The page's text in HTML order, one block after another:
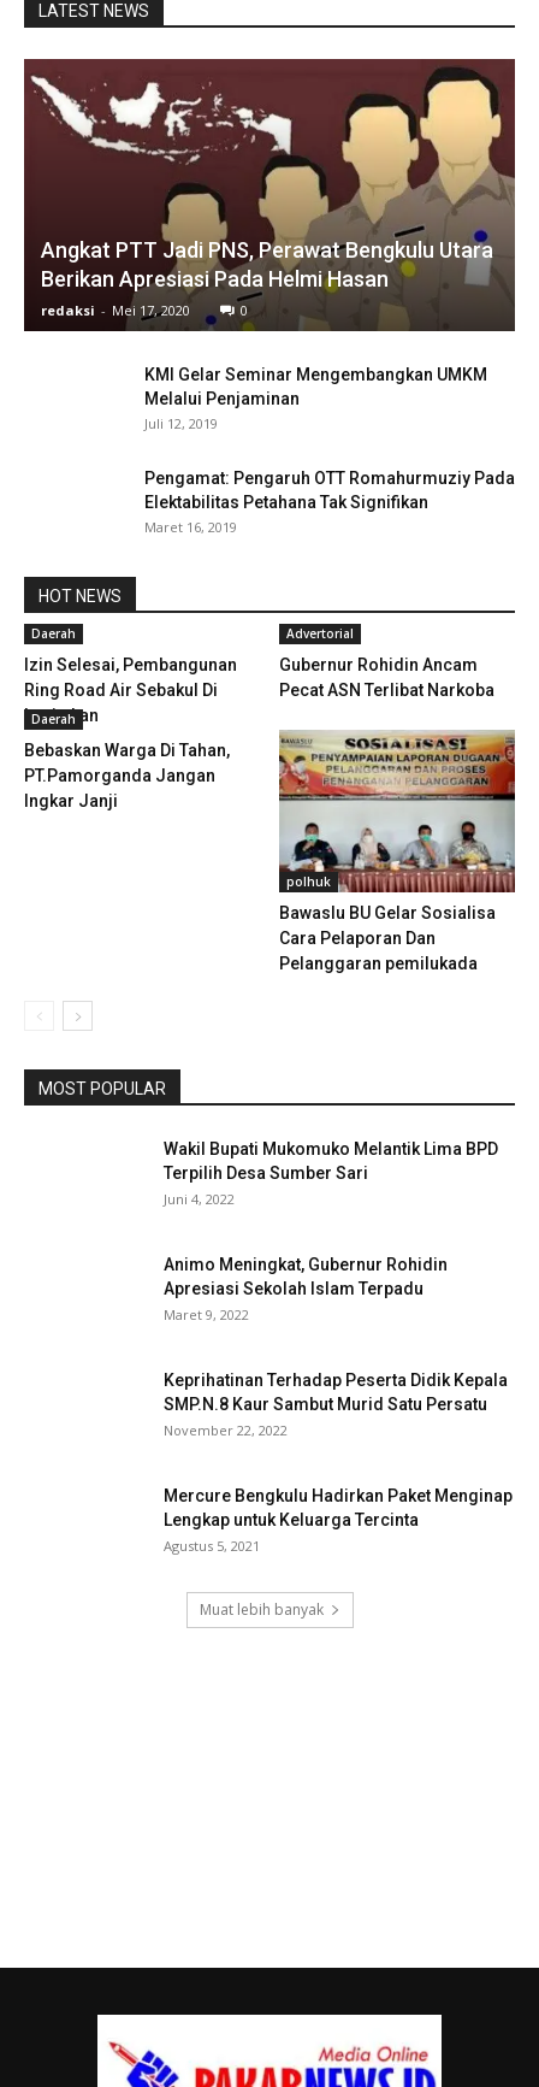
LATEST NEWS
Angkat PTT Jadi PNS, Perawat Bengkulu Utara
Berikan Apresiasi Pada Helmi Hasan
redaksi - Mei 17, 2020 0
KMI Gelar Seminar Mengembangkan UMKM
Melalui Penjaminan
Juli 12, 2019
Pengamat: Pengaruh OTT Romahurmuziy Pada
Elektabilitas Petahana Tak Signifikan
Maret 16, 2019
HOT NEWS
Daerah
Izin Selesai, Pembangunan
Ring Road Air Sebakul Di
Lanjutkan
Advertorial
Gubernur Rohidin Ancam
Pecat ASN Terlibat Narkoba
Daerah
Bebaskan Warga Di Tahan,
PT.Pamorganda Jangan
Ingkar Janji
polhuk
Bawaslu BU Gelar Sosialisa
Cara Pelaporan Dan
Pelanggaran pemilukada
MOST POPULAR
Wakil Bupati Mukomuko Melantik Lima BPD
Terpilih Desa Sumber Sari
Juni 4, 2022
Animo Meningkat, Gubernur Rohidin
Apresiasi Sekolah Islam Terpadu
Maret 9, 2022
Keprihatinan Terhadap Peserta Didik Kepala
SMP.N.8 Kaur Sambut Murid Satu Persatu
November 22, 2022
Mercure Bengkulu Hadirkan Paket Menginap
Lengkap untuk Keluarga Tercinta
Agustus 5, 2021
Muat lebih banyak